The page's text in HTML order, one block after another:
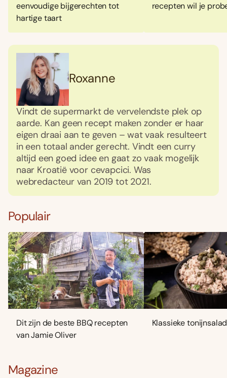
eenvoudige bijgerechten tot
hartige taart
recepten wil je
Roxanne
Vindt de supermarkt de vervelendste plek op
aarde. Kan geen recept maken zonder er haar
eigen draai aan te geven – wat vaak resulteert
in een totaal ander gerecht. Vindt een curry
altijd een goed idee en gaat zo vaak mogelijk
naar Kroatië voor cevapcici. Was
webredacteur van 2019 tot 2021.
Populair
Dit zijn de beste BBQ recepten
van Jamie Oliver
Klassieke
Magazine